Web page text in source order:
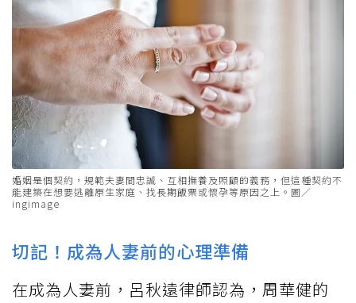
婚姻是個契約，規範夫妻間忠誠、互相撫養及照顧的義務，但這種契約不
能建築在想要逃離原生家庭、找長期飯票或懷孕等原因之上。圖／
ingimage
切記！成為人妻前的心理準備
在成為人妻前，呂秋遠律師認為，周華健的